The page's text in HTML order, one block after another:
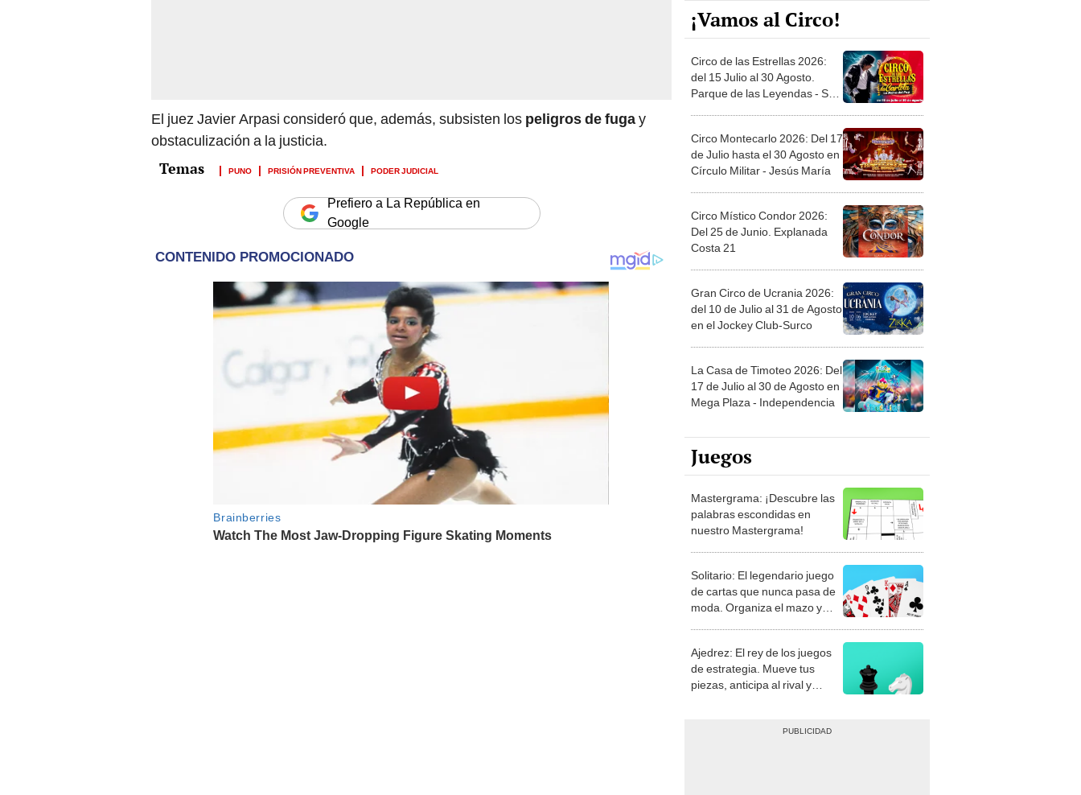
PUNO PRISIÓN PREVENTIVA PODER JUDICIAL
Google
Circo de las Estrellas 2026:
del 15 Julio al 30 Agosto.
Parque de las Leyendas - San
Miguel
Circo Montecarlo 2026: Del 17
de Julio hasta el 30 Agosto en
Círculo Militar - Jesús María
Circo Místico Condor 2026:
Costa 21
Gran Circo de Ucrania 2026:
en el Jockey Club-Surco
La Casa de Timoteo 2026: Del
17 de Julio al 30 de Agosto en
Mega Plaza - Independencia
Juegos
Mastergrama: ¡Descubre las
palabras escondidas en
nuestro Mastergrama!
Solitario: El legendario juego
de cartas que nunca pasa de
moda. Organiza el mazo y
demuestra tu habilidad.
Ajedrez: El rey de los juegos
de estrategia. Mueve tus
piezas, anticipa al rival y
consigue el jaque mate.